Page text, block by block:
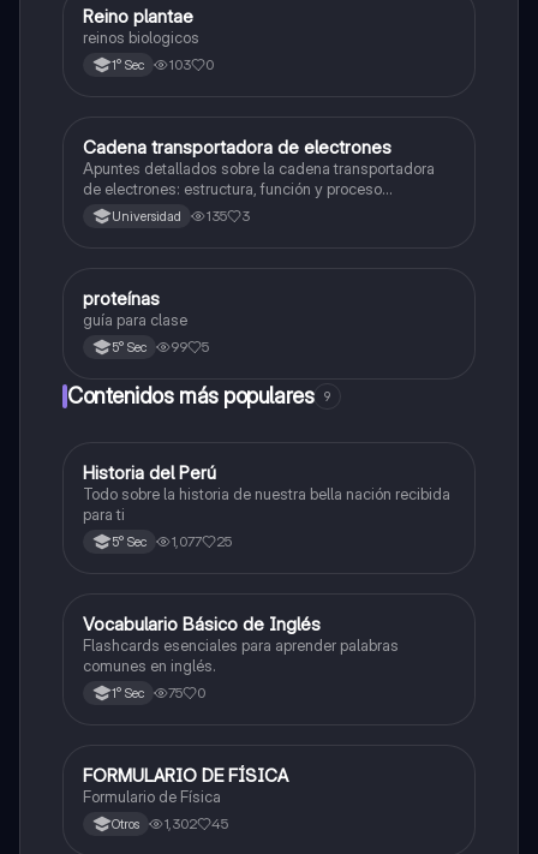
RCiencia y Tecnología
Reino plantae
reinos biologicos
1° Sec 103 0
Ciencia y Tecnología
Cadena transportadora de electrones
Apuntes detallados sobre la cadena transportadora
de electrones: estructura, función y proceso
bioquímico en la producción de ATP. Incluye
esquemas y explicaciones sobre los complejos
Universidad 135 3
Biología
proteínas
guía para clase
5° Sec 99 5
Contenidos más populares 9
Ciencias Sociales
Historia del Perú
Todo sobre la historia de nuestra bella nación recibida
para ti
5° Sec 1,077 25
VInglés
Vocabulario Básico de Inglés
Flashcards esenciales para aprender palabras
comunes en inglés.
1° Sec 75 0
Física
FORMULARIO DE FÍSICA
Formulario de Física
Otros 1,302 45